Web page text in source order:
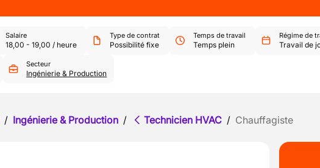
Salaire
18,00 - 19,00 / heure
Type de contrat
Possibilité fixe
Temps de travail
Temps plein
Régime de
Travail de
Secteur
Ingénierie & Production
/ Ingénierie & Production / Technicien HVAC / Chauffagiste